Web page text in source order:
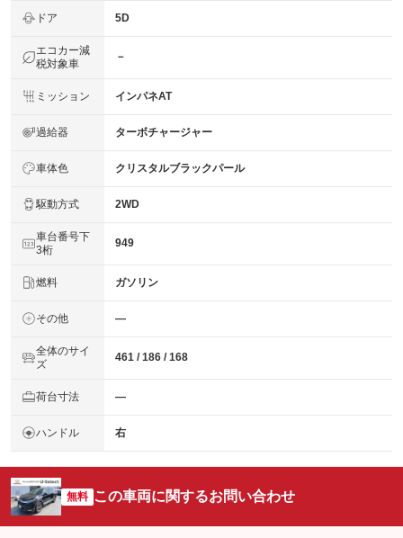
ドア 5D
エコカー減
税対象車
－
ミッション インパネAT
過給器 ターボチャージャー
車体色 クリスタルブラックパール
駆動方式 2WD
車台番号下
3桁
949
燃料 ガソリン
その他 ―
全体のサイ
ズ
461 / 186 / 168
荷台寸法 ―
ハンドル 右
無料 この車両に関するお問い合わせ